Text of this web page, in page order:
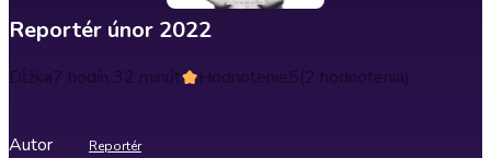
Reportér únor 2022
Dĺžka7 hodín 32 minút Hodnotenie5(2 hodnotenia)
Autor Reportér